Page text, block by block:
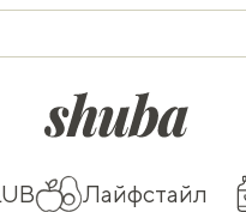
shuba.life
Лайфстайл